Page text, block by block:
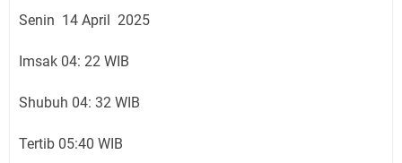
Senin 14 April 2025
Imsak 04: 22 WIB
Shubuh 04: 32 WIB
Tertib 05:40 WIB